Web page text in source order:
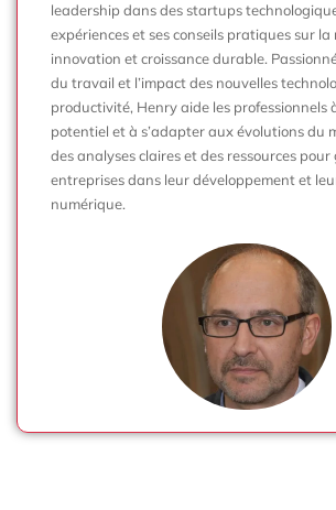
leadership dans des startups
expériences et ses conseils pratiques sur la
innovation et croissance durable.
du travail et l’impact des nouvelles
productivité, Henry aide les professionnels
potentiel et à s’adapter aux évolutions du
des analyses claires et des ressources pour
entreprises dans leur développement et
numérique.